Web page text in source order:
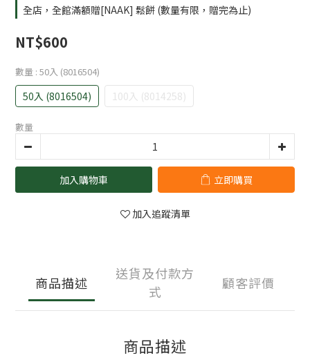
全店，全館滿額贈[NAAK] 鬆餅 (數量有限，贈完為止)
NT$600
數量 : 50入 (8016504)
50入 (8016504) 100入 (8014258)
數量
加入購物車 立即購買
加入追蹤清單
商品描述
送貨及付款方
式
顧客評價
商品描述